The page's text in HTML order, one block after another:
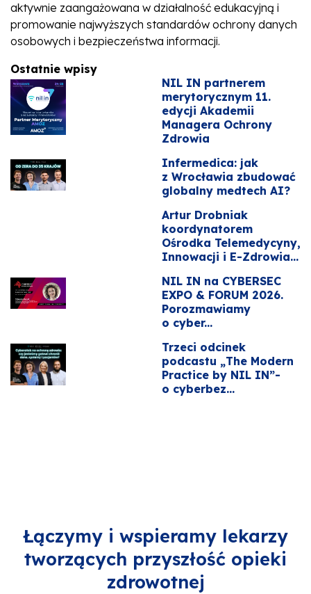
aktywnie zaangażowana w działalność edukacyjną i
promowanie najwyższych standardów ochrony danych
osobowych i bezpieczeństwa informacji.
Ostatnie wpisy
NIL IN partnerem
merytorycznym 11.
edycji Akademii
Managera Ochrony
Zdrowia
Infermedica: jak
z Wrocławia zbudować
globalny medtech AI?
Artur Drobniak
koordynatorem
Ośrodka Telemedycyny,
Innowacji i E-Zdrowia...
NIL IN na CYBERSEC
EXPO & FORUM 2026.
Porozmawiamy
o cyber...
Trzeci odcinek
podcastu „The Modern
Practice by NIL IN”-
o cyberbez...
Łączymy i wspieramy lekarzy
tworzących przyszłość opieki
zdrowotnej